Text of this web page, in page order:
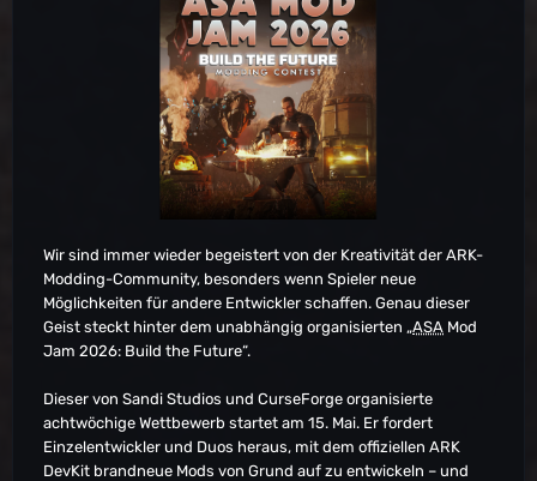
EU-PVE-ScorchedEarth5476
EU-PVE-ScorchedEarth5477
EU-PVE-ScorchedEarth5478
EU-PVE-ScorchedEarth5485
EU-PVE-ScorchedEarth5487
EU-PVE-ScorchedEarth5488
EU-PVE-ScorchedEarth5519
EU-PVE-ScorchedEarth5520
EU-PVE-ScorchedEarth5523
EU-PVE-ScorchedEarth5529
EU-PVE-ScorchedEarth5559
EU-PVE-ScorchedEarth5560
EU-PVE-ScorchedEarth5563
EU-PVE-ScorchedEarth5571
EU-PVE-TheCenter5607
EU-PVE-TheCenter5668
EU-PVE-TheIsland5334
EU-PVE-TheIsland5346
Wir sind immer wieder begeistert von der Kreativität der ARK-
Modding-Community, besonders wenn Spieler neue
Möglichkeiten für andere Entwickler schaffen. Genau dieser
Geist steckt hinter dem unabhängig organisierten „ASA Mod
Jam 2026: Build the Future“.
Dieser von Sandi Studios und CurseForge organisierte
achtwöchige Wettbewerb startet am 15. Mai. Er fordert
Einzelentwickler und Duos heraus, mit dem offiziellen ARK
DevKit brandneue Mods von Grund auf zu entwickeln – und